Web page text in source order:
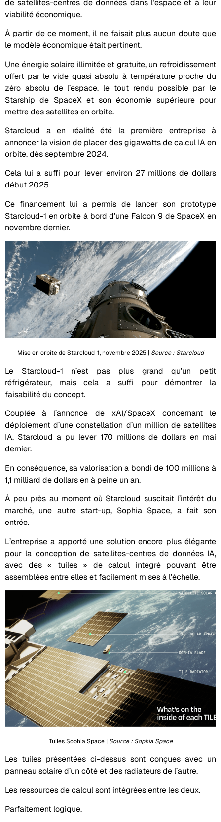
de satellites-centres de données dans l’espace et à leur
viabilité économique.
À partir de ce moment, il ne faisait plus aucun doute que
le modèle économique était pertinent.
Une énergie solaire illimitée et gratuite, un refroidissement
offert par le vide quasi absolu à température proche du
zéro absolu de l’espace, le tout rendu possible par le
Starship de SpaceX et son économie supérieure pour
mettre des satellites en orbite.
Starcloud a en réalité été la première entreprise à
annoncer la vision de placer des gigawatts de calcul IA en
orbite, dès septembre 2024.
Cela lui a suffi pour lever environ 27 millions de dollars
début 2025.
Ce financement lui a permis de lancer son prototype
Starcloud-1 en orbite à bord d’une Falcon 9 de SpaceX en
novembre dernier.
Mise en orbite de Starcloud-1, novembre 2025 | Source : Starcloud
Le Starcloud-1 n’est pas plus grand qu’un petit
réfrigérateur, mais cela a suffi pour démontrer la
faisabilité du concept.
Couplée à l’annonce de xAI/SpaceX concernant le
déploiement d’une constellation d’un million de satellites
IA, Starcloud a pu lever 170 millions de dollars en mai
dernier.
En conséquence, sa valorisation a bondi de 100 millions à
1,1 milliard de dollars en à peine un an.
À peu près au moment où Starcloud suscitait l’intérêt du
marché, une autre start-up, Sophia Space, a fait son
entrée.
L’entreprise a apporté une solution encore plus élégante
pour la conception de satellites-centres de données IA,
avec des « tuiles » de calcul intégré pouvant être
assemblées entre elles et facilement mises à l’échelle.
Tuiles Sophia Space | Source : Sophia Space
Les tuiles présentées ci-dessus sont conçues avec un
panneau solaire d’un côté et des radiateurs de l’autre.
Les ressources de calcul sont intégrées entre les deux.
Parfaitement logique.